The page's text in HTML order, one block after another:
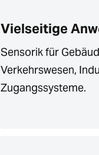
Vielseitige
Sensorik für
Verkehrswesen,
Zugangssysteme.